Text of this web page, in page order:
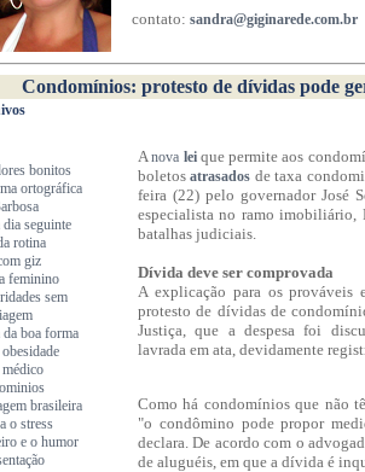
contato: sandra@giginarede.com.br
Condomínios: protesto de dívidas pode
bonitos
ortográfica
seguinte
rotina
giz
feminino
sem
boa forma
brasileira
o stress
e o humor
Anova leique permite aos
boletosatrasados de taxa
feira (22) pelo governador José
especialista no ramo
batalhas judiciais.
Dívida deve ser comprovada
A explicação para os prováveis
protesto de dívidas de
Justiça, que a despesa foi
lavrada em ata, devidamente
Como há condomínios que não
"o condômino pode propor
declara. De acordo com o
de aluguéis, em que a dívida é